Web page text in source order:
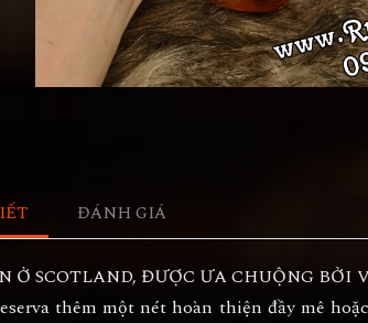
ĐÁNH GIÁ
Ở SCOTLAND, ĐƯỢC ƯA CHUỘNG BỞI
thêm một nét hoàn thiện đầy mê